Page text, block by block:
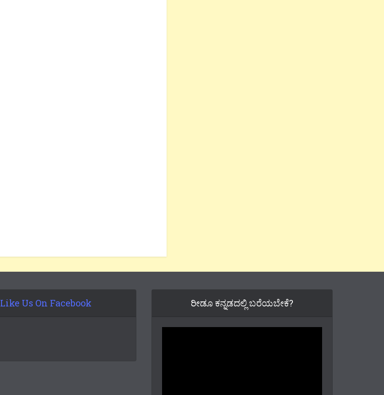
Like Us On Facebook ರೀಡೂ ಕನ್ನಡದಲ್ಲಿ ಬರೆಯಬೇಕೆ?